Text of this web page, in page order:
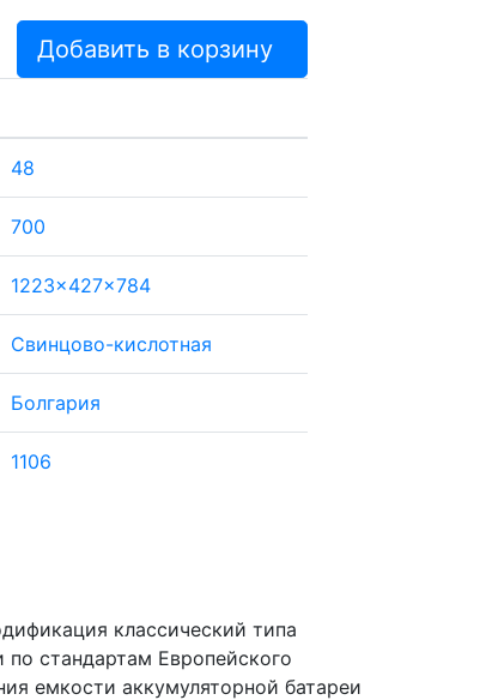
Добавить в корзину
48
700
1223x427x784
Свинцово-кислотная
Болгария
1106
классический типа
стандартам Европейского
емкости аккумуляторной батареи